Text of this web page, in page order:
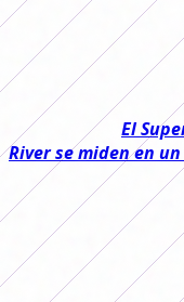
Se disputó la fecha
y dejó partidos muy
mínima, goleadas y
pelea de arriba de la
Leé también: El
River se miden en
El viernes se
en simultáneo.
duelo muy parejo,
y consiguió tres
más alto a la espera